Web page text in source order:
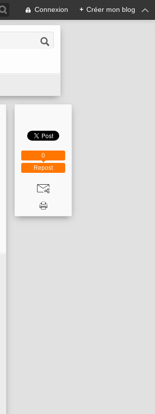
Connexion + Créer mon blog
Repost
0